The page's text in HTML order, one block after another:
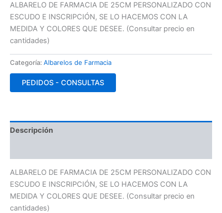
ALBARELO DE FARMACIA DE 25CM PERSONALIZADO CON
ESCUDO E INSCRIPCIÓN, SE LO HACEMOS CON LA
MEDIDA Y COLORES QUE DESEE. (Consultar precio en
cantidades)
Categoría: Albarelos de Farmacia
PEDIDOS - CONSULTAS
Descripción
ALBARELO DE FARMACIA DE 25CM PERSONALIZADO CON
ESCUDO E INSCRIPCIÓN, SE LO HACEMOS CON LA
MEDIDA Y COLORES QUE DESEE. (Consultar precio en
cantidades)